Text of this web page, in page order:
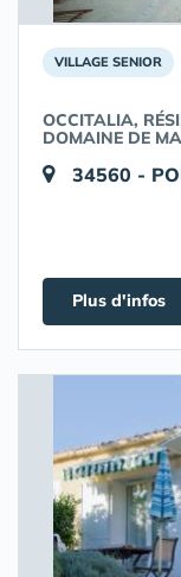
VILLAGE SENIOR
OCCITALIA,
DOMAINE DE
34560 -
Plus d'infos